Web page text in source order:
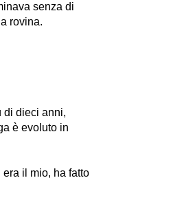
senza di
rovina.
di dieci anni,
è evoluto in
il mio, ha fatto